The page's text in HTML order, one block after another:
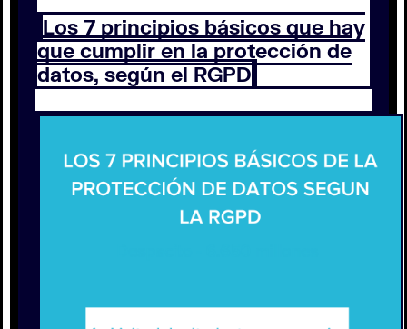
Los 7 principios básicos que hay
que cumplir en la protección de
datos, según el RGPD